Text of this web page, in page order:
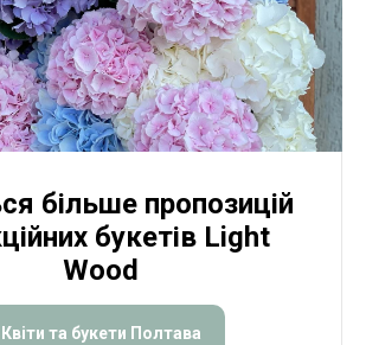
більше пропозицій
букетів Light
Wood
Квіти та букети Полтава